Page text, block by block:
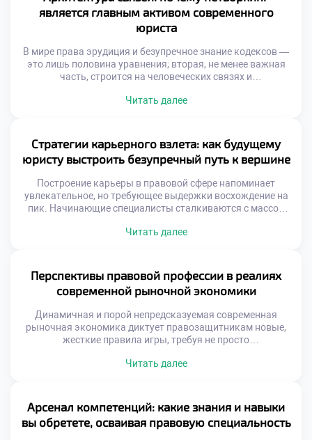
качественное обучение в […]
является главным активом современного
юриста
В мире права эрудиция и безупречное знание кодексов —
это лишь половина уравнения; вторая, не менее важная
часть, строится на человеческих связях и
это не статичный список контактов в смартфоне, а
Именно поэтому качественное обучение в московском
техникуме закладывает первые […]
Читать далее
Стратегии карьерного взлета: как будущему
юристу выстроить безупречный путь к вершине
Построение карьеры в правовой сфере напоминает
увлекательное, но требующее выдержки восхождение на
пик. Начинающие специалисты сталкиваются с массой
выстраивания надежной сети профессиональных
фундаментом, который позволяет студентам не просто
усваивать теорию, а с первых курсов закладывать
алгоритмы своего […]
Читать далее
Перспективы правовой профессии в реалиях
современной рыночной экономики
Динамичная и порой непредсказуемая современная
рыночная экономика диктует правозащитникам новые,
жесткие правила игры, требуя не просто
адаптивности. В эпоху, когда классическое право
ключевого архитектора инноваций. Именно поэтому
качественное обучение в московском техникуме
становится тем самым стратегическим активом, который
Читать далее
Арсенал компетенций: какие знания и навыки
вы обретете, осваивая правовую специальность